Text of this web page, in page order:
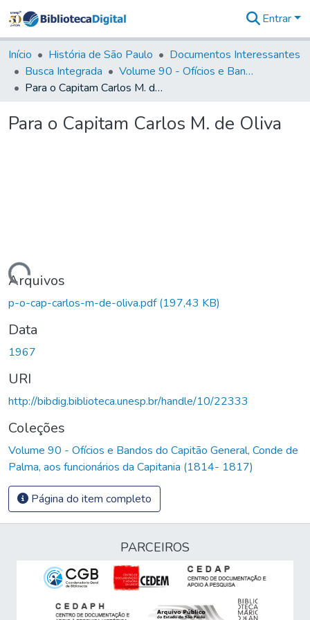
&
Coleções
Tudo na
Biblioteca
Estatísticas
Entrar
Início História de São Paulo
Documentos Interessantes
Busca Integrada
Volume 90 - Ofícios e Bandos do Capitão General, Conde de Palma, aos funcionários da Capitania (1814- 1817)
Para o Capitam Carlos M. de Oliva
Para o Capitam Carlos M. de Oliva
Carregando...
Arquivos
p-o-cap-carlos-m-de-oliva.pdf(197,43 KB)
Data
1967
URI
http://bibdig.biblioteca.unesp.br/handle/10/22333
Coleções
Volume 90 - Ofícios e Bandos do Capitão General, Conde de
Palma, aos funcionários da Capitania (1814- 1817)
Página do item completo
PARCEIROS